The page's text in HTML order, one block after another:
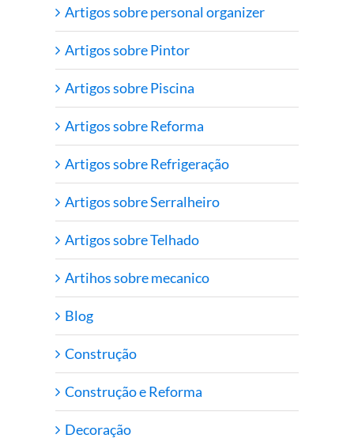
Artigos sobre personal organizer
Artigos sobre Pintor
Artigos sobre Piscina
Artigos sobre Reforma
Artigos sobre Refrigeração
Artigos sobre Serralheiro
Artigos sobre Telhado
Artihos sobre mecanico
Blog
Construção
Construção e Reforma
Decoração